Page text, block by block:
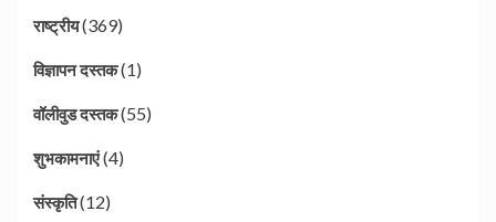
राष्ट्रीय(369)
विज्ञापन दस्तक(1)
वॉलीवुड दस्तक(55)
शुभकामनाएं(4)
संस्कृति(12)